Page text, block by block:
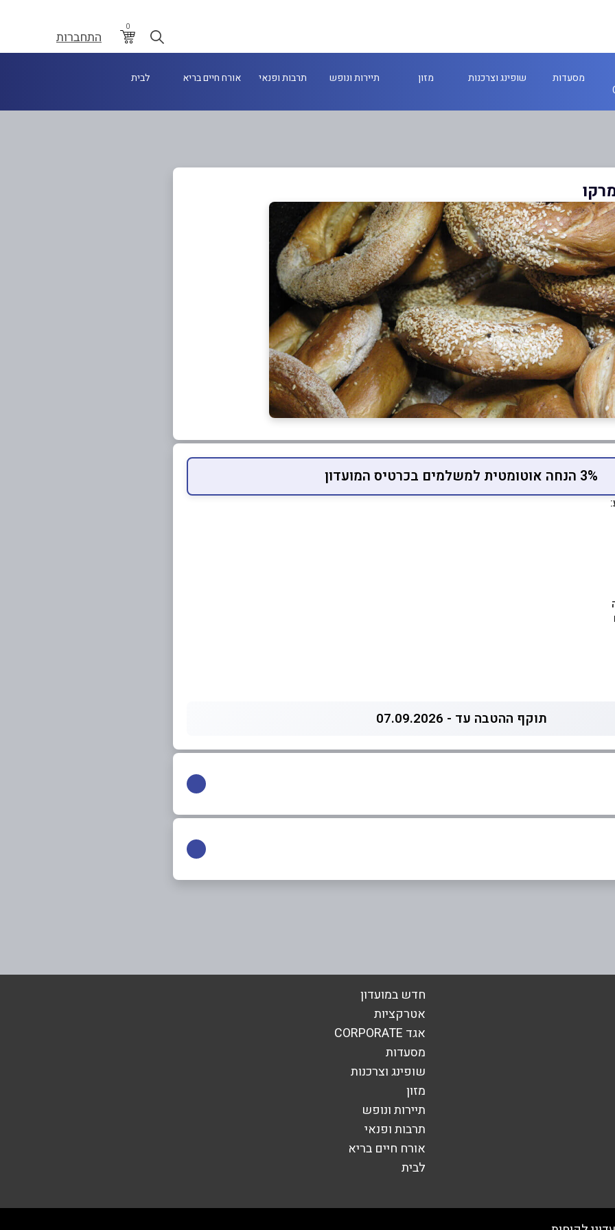
0
התחברות
מסעדות שופינג וצרכנות מזון תיירות ונופש תרבות ופנאי אורח חיים בריא לבית
3% הנחה אוטומטית למשלמים בכרטיס המועדון
תוקף ההטבה עד - 07.09.2026
חדש במועדון
אטרקציות
אגד CORPORATE
מסעדות
שופינג וצרכנות
מזון
תיירות ונופש
תרבות ופנאי
אורח חיים בריא
לבית